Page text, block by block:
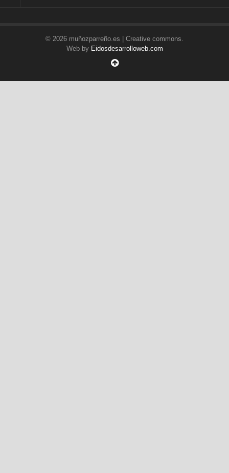
© 2026 muñozparreño.es | Creative commons.
Web by Eidosdesarrolloweb.com